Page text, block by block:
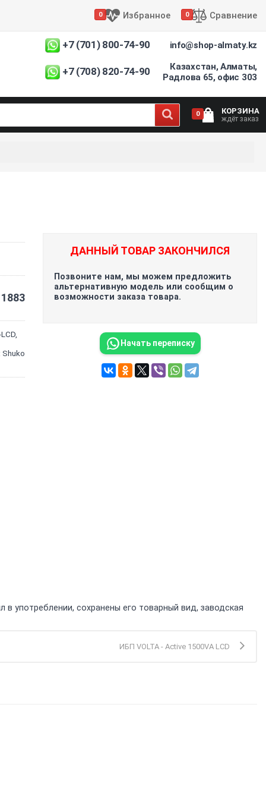
0 Избранное 0 Сравнение
+7 (701) 800-74-90
+7 (708) 820-74-90
info@shop-almaty.kz
Казахстан, Алматы,
Радлова 65, офис 303
0 КОРЗИНА
ждёт заказ
1883
ДАННЫЙ ТОВАР ЗАКОНЧИЛСЯ
Позвоните нам, мы можем предложить
альтернативную модель или сообщим о
возможности заказа товара.
Начать переписку
употреблении, сохранены его товарный вид, заводская
ИБП VOLTA - Active 1500VA LCD